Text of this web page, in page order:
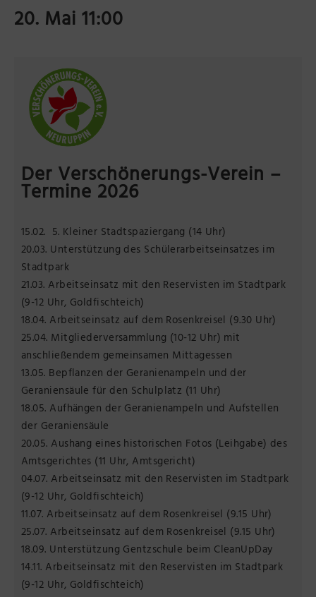
Präsenzstelle Prignitz Standort Neuruppin
Brandenburg-Preußen Museum Wustrau
Wegemuseum Wusterhausen/Dosse
20. Mai 11:00
Der Verschönerungs-Verein –
Termine 2026
15.02. 5. Kleiner Stadtspaziergang (14 Uhr)
20.03. Unterstützung des Schülerarbeitseinsatzes im
Stadtpark
21.03. Arbeitseinsatz mit den Reservisten im Stadtpark
(9-12 Uhr, Goldfischteich)
18.04. Arbeitseinsatz auf dem Rosenkreisel (9.30 Uhr)
25.04. Mitgliederversammlung (10-12 Uhr) mit
anschließendem gemeinsamen Mittagessen
13.05. Bepflanzen der Geranienampeln und der
Geraniensäule für den Schulplatz (11 Uhr)
18.05. Aufhängen der Geranienampeln und Aufstellen
der Geraniensäule
20.05. Aushang eines historischen Fotos (Leihgabe) des
Amtsgerichtes (11 Uhr, Amtsgericht)
04.07. Arbeitseinsatz mit den Reservisten im Stadtpark
(9-12 Uhr, Goldfischteich)
11.07. Arbeitseinsatz auf dem Rosenkreisel (9.15 Uhr)
25.07. Arbeitseinsatz auf dem Rosenkreisel (9.15 Uhr)
18.09. Unterstützung Gentzschule beim CleanUpDay
14.11. Arbeitseinsatz mit den Reservisten im Stadtpark
(9-12 Uhr, Goldfischteich)